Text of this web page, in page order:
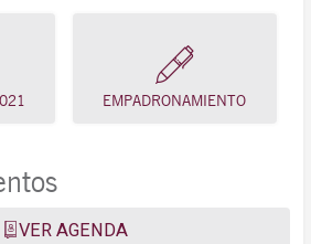
EMPADRONAMIENTO
VER AGENDA